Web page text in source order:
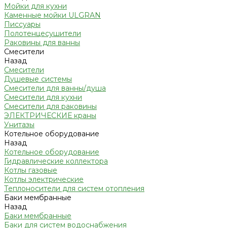
Мойки для кухни
Каменные мойки ULGRAN
Писсуары
Полотенцесушители
Раковины для ванны
Смесители
Назад
Смесители
Душевые системы
Смесители для ванны/душа
Смесители для кухни
Смесители для раковины
ЭЛЕКТРИЧЕСКИЕ краны
Унитазы
Котельное оборудование
Назад
Котельное оборудование
Гидравлические коллектора
Котлы газовые
Котлы электрические
Теплоносители для систем отопления
Баки мембранные
Назад
Баки мембранные
Баки для систем водоснабжения